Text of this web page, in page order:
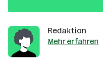
Aschauer im Interview.
Redaktion
Mehr erfahren